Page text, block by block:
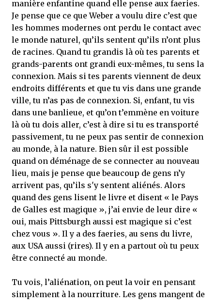
manière enfantine quand elle pense aux faeries.
Je pense que ce que Weber a voulu dire c’est que
les hommes modernes ont perdu le contact avec
le monde naturel, qu’ils sentent qu’ils n’ont plus
de racines. Quand tu grandis là où tes parents et
grands-parents ont grandi eux-mêmes, tu sens la
connexion. Mais si tes parents viennent de deux
endroits différents et que tu vis dans une grande
ville, tu n’as pas de connexion. Si, enfant, tu vis
dans une banlieue, et qu’on t’emmène en voiture
là où tu dois aller, c’est à dire si tu es transporté
passivement, tu ne peux pas sentir de connexion
au monde, à la nature. Bien sûr il est possible
quand on déménage de se connecter au nouveau
lieu, mais je pense que beaucoup de gens n’y
arrivent pas, qu’ils s'y sentent aliénés. Alors
quand des gens lisent le livre et disent « le Pays
de Galles est magique », j’ai envie de leur dire «
oui, mais Pittsburgh aussi est magique si c’est
chez vous ». Il y a des faeries, au sens du livre,
aux USA aussi (rires). Il y en a partout où tu peux
être connecté au monde.
Tu vois, l’aliénation, on peut la voir en pensant
simplement à la nourriture. Les gens mangent de